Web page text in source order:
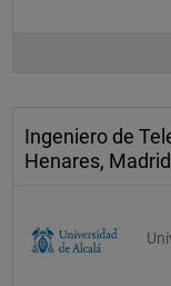
Proyectos
Humanidades II:
Proyecto Fin de
Ingeniero de
Henares,